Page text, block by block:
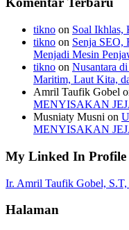
tikno on Soal Ikhlas,
tikno on Senja SEO,
Menjadi Mesin
tikno on Nusantara
Maritim, Laut Kita,
Amril Taufik Gobel
MENYISAKAN
Musniaty Musni on
MENYISAKAN
My Linked In Profile
Ir. Amril Taufik Gobel,
Halaman